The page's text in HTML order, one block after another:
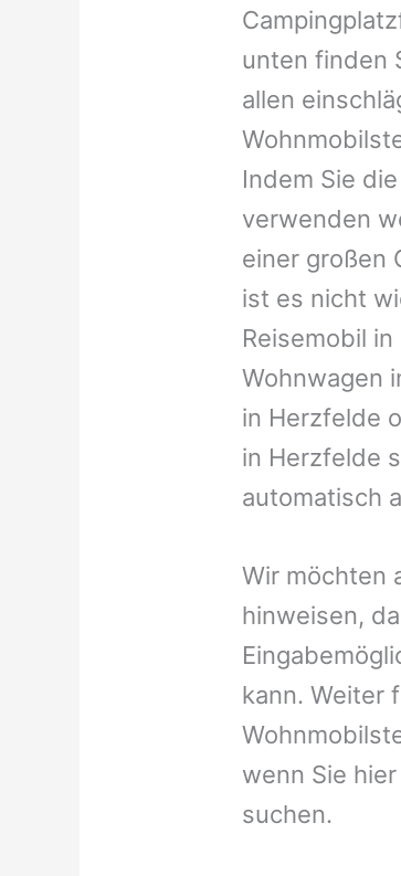
unten finden
allen
Indem Sie
verwenden
einer großen
ist es nicht
Reisemobil
Wohnwagen
in Herzfelde
in Herzfelde
automatisch
Wir möchten
hinweisen,
kann. Weiter
wenn Sie
suchen.